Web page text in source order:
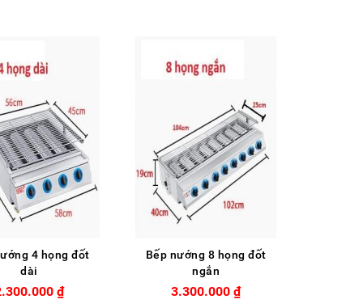
4 họng đốt
dài
₫
Bếp nướng 8 họng đốt
ngắn
3.300.000 ₫